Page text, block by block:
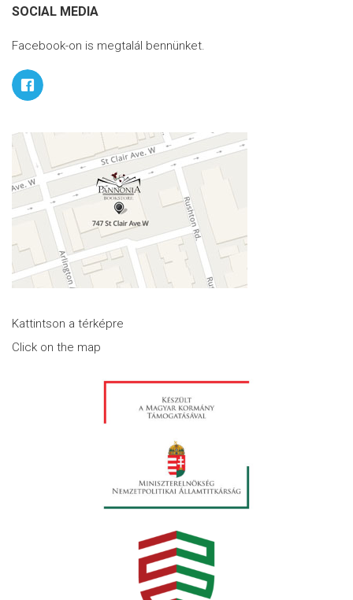
SOCIAL MEDIA
Facebook-on is megtalál bennünket.
Kattintson a térképre
Click on the map